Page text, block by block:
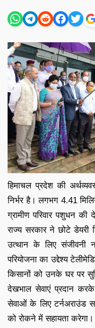
हिमाचल प्रदेश की
निर्भर है। लगभग 4.41
ग्रामीण परिवार पशुधन
राज्य सरकार ने छोटे
उत्थान के लिए संजीवनी
परियोजना का उद्देश्य
किसानों को उनके घर पर
देखभाल सेवाएं प्रदान
सेवाओं के लिए टर्नअराउंड
को रोकने में सहायता करेगा।